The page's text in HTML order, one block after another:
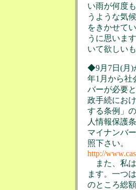
い雨が何度
うような気
をきかせて
うに思いま
いて欲しい
◆9月7日(月)
年1月から社
バーが必要
政手続にお
する条例」
人情報保護
マイナンバ
照下さい。
http://
また、私は
ます。一つ
のところ総